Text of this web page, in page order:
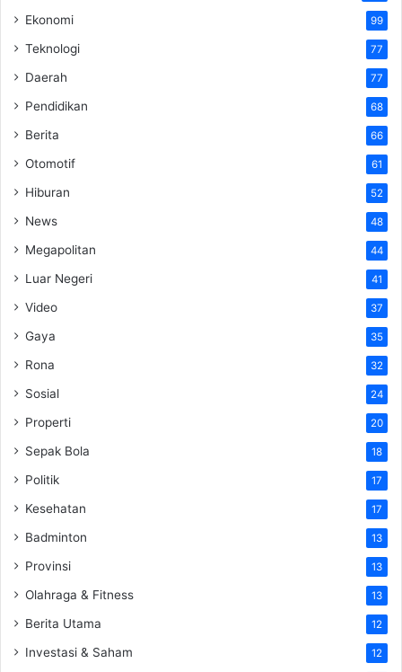
Ekonomi 99
Teknologi 77
Daerah 77
Pendidikan 68
Berita 66
Otomotif 61
Hiburan 52
News 48
Megapolitan 44
Luar Negeri 41
Video 37
Gaya 35
Rona 32
Sosial 24
Properti 20
Sepak Bola 18
Politik 17
Kesehatan 17
Badminton 13
Provinsi 13
Olahraga & Fitness 13
Berita Utama 12
Investasi & Saham 12